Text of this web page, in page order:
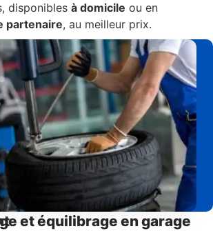
disponiblesà domicile ou en
partenaire, au meilleur prix.
et équilibrage en garage